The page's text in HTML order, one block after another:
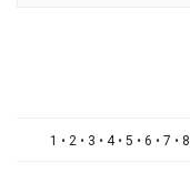
1 • 2• 3 • 4• 5 • 6 • 7 • 8